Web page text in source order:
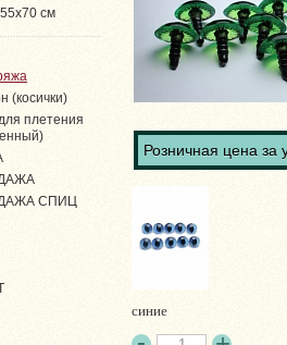
Розничная цена за
синие
см
(косички)
плетения
СПИЦ